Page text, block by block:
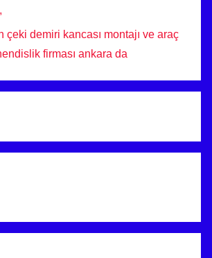
çeki demiri kancası montajı ve araç
firması ankara da